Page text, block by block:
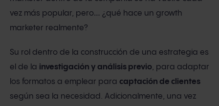
vez más popular, pero… ¿qué hace un growth
marketer realmente?
Su rol dentro de la construcción de una estrategia es
el de la investigación y análisis previo, para adaptar
los formatos a emplear para captación de clientes
según sea la necesidad. Adicionalmente, una vez